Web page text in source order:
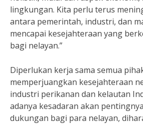
lingkungan. Kita perlu terus
antara pemerintah, industri, dan
mencapai kesejahteraan yang
bagi nelayan.”
Diperlukan kerja sama semua
memperjuangkan kesejahteraan
industri perikanan dan kelautan
adanya kesadaran akan
dukungan bagi para nelayan,